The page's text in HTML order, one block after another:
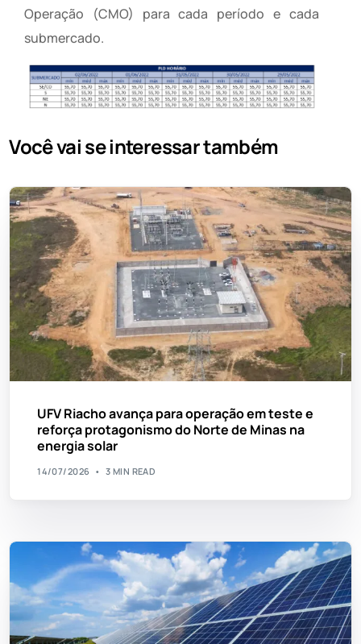
Operação (CMO) para cada período e cada
submercado.
Você vai se interessar também
UFV Riacho avança para operação em teste e
reforça protagonismo do Norte de Minas na
energia solar
14/07/2026 3 MIN READ